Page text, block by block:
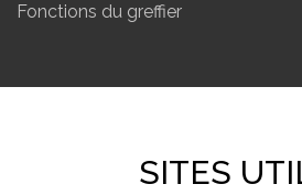
Fonctions du greffier
SITES